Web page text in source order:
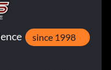
since 1998